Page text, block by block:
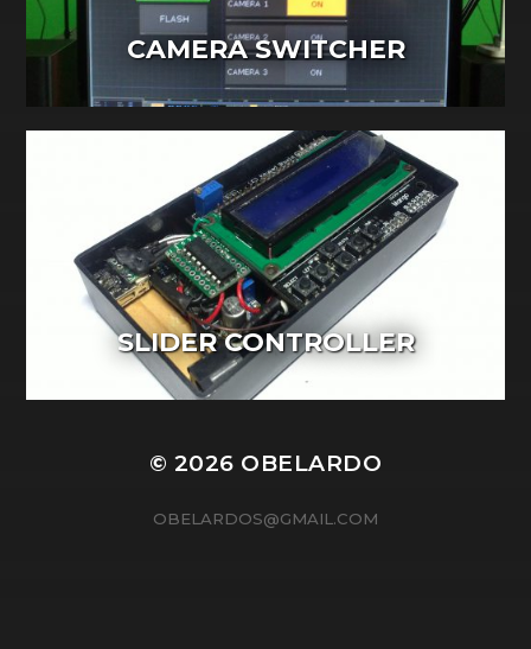
CAMERA SWITCHER
SLIDER CONTROLLER
© 2026 OBELARDO
OBELARDOS@GMAIL.COM